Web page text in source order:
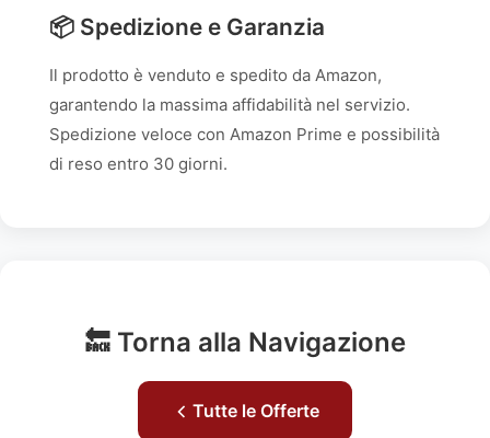
📦 Spedizione e Garanzia
Il prodotto è venduto e spedito da Amazon,
garantendo la massima affidabilità nel servizio.
Spedizione veloce con Amazon Prime e possibilità
di reso entro 30 giorni.
🔙 Torna alla Navigazione
Tutte le Offerte